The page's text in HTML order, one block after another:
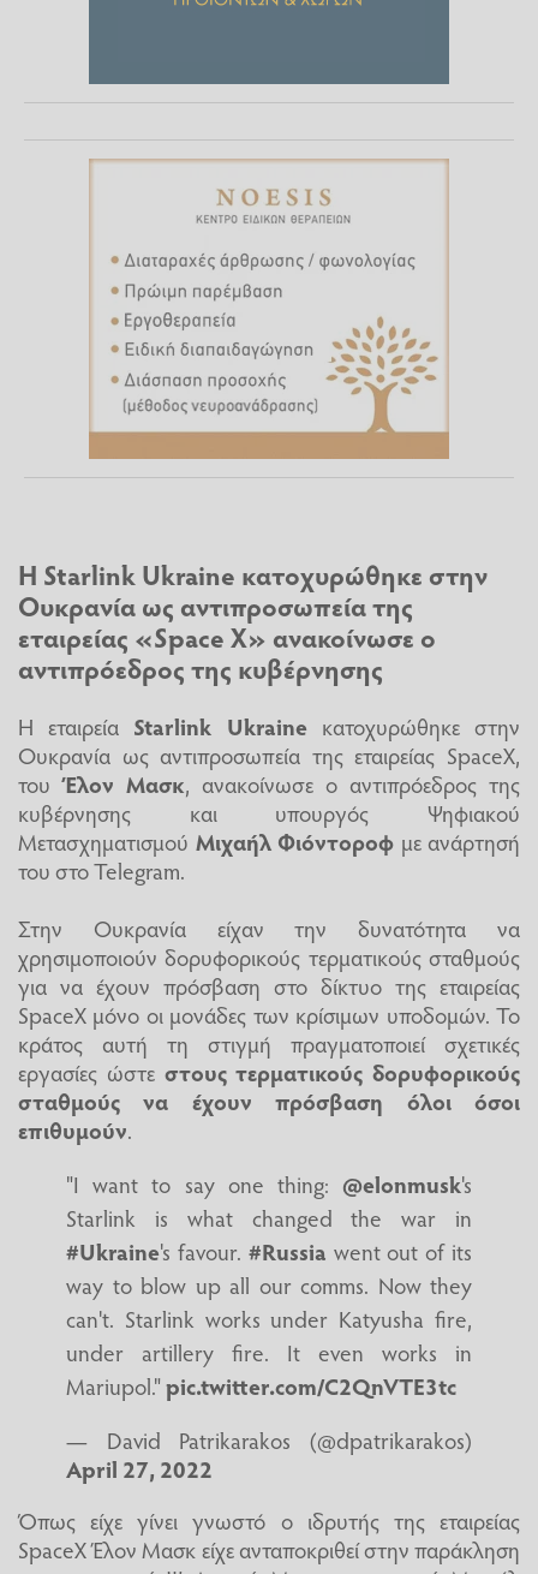
Η Starlink Ukraine κατοχυρώθηκε στην
Ουκρανία ως αντιπροσωπεία της
εταιρείας «Space X» ανακοίνωσε ο
αντιπρόεδρος της κυβέρνησης
Η εταιρεία Starlink Ukraineκατοχυρώθηκε στην
Ουκρανία ως αντιπροσωπεία της εταιρείας SpaceX,
τουΈλον Μασκ, ανακοίνωσε ο αντιπρόεδρος της
κυβέρνησης και υπουργός Ψηφιακού
Μετασχηματισμού Μιχαήλ Φιόντοροφ με ανάρτησή
του στο Telegram.
Στην Ουκρανία είχαν την δυνατότητα να
χρησιμοποιούν δορυφορικούς τερματικούς σταθμούς
για να έχουν πρόσβαση στο δίκτυο της εταιρείας
SpaceX μόνο οι μονάδες των κρίσιμων υποδομών. Το
κράτος αυτή τη στιγμή πραγματοποιεί σχετικές
εργασίες ώστε στους τερματικούς δορυφορικούς
σταθμούς να έχουν πρόσβαση όλοι όσοι
επιθυμούν.
"I want to say one thing: @elonmusk's
Starlink is what changed the war in
#Ukraine's favour. #Russia went out of its
way to blow up all our comms. Now they
can't. Starlink works under Katyusha fire,
under artillery fire. It even works in
Mariupol."pic.twitter.com/C2QnVTE3tc
— David Patrikarakos (@dpatrikarakos)
April 27, 2022
Όπως είχε γίνει γνωστό ο ιδρυτής της εταιρείας
SpaceX Έλον Μασκ είχε ανταποκριθεί στην παράκληση